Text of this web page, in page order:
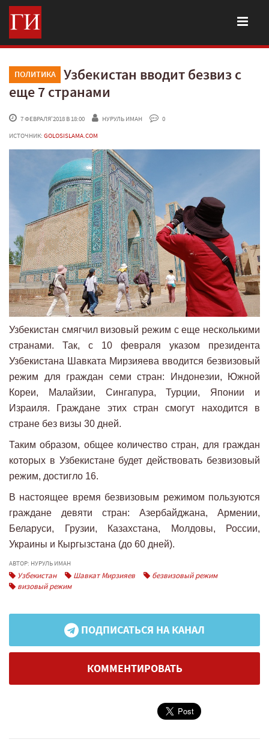
ПОЛИТИКА
Узбекистан вводит безвиз с
еще 7 странами
7 ФЕВРАЛЯ'2018 В 18:00 НУРУЛЬ ИМАН
0
ИСТОЧНИК: GOLOSISLAMA.COM
Узбекистан смягчил визовый режим с еще несколькими
странами. Так, с 10 февраля указом президента
Узбекистана Шавката Мирзияева вводится безвизовый
режим для граждан семи стран: Индонезии, Южной
Кореи, Малайзии, Сингапура, Турции, Японии и
Израиля. Граждане этих стран смогут находится в
стране без визы 30 дней.
Таким образом, общее количество стран, для граждан
которых в Узбекистане будет действовать безвизовый
режим, достигло 16.
В настоящее время безвизовым режимом пользуются
граждане девяти стран: Азербайджана, Армении,
Беларуси, Грузии, Казахстана, Молдовы, России,
Украины и Кыргызстана (до 60 дней).
АВТОР: НУРУЛЬ ИМАН
Узбекистан Шавкат Мирзияев
безвизовый режим
визовый режим
ПОДПИСАТЬСЯ НА КАНАЛ
КОММЕНТИРОВАТЬ